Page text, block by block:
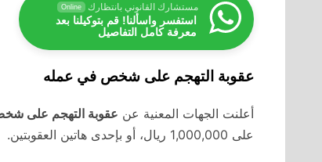
مستشارك القانوني بانتظارك Online
استفسر واسألنا! قم بتوكيلنا بعد
معرفة كامل التفاصيل
عقوبة التهجم على شخص في عمله
أعلنت الجهات المعنية عن عقوبة التهجم على
على 1,000,000 ريال، أو بإحدى هاتين العقوبتين.